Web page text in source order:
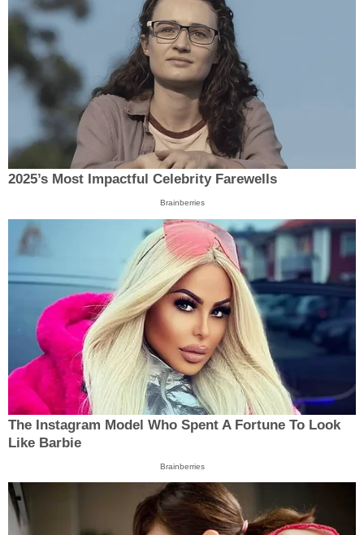
2025’s Most Impactful Celebrity Farewells
Brainberries
The Instagram Model Who Spent A Fortune To Look
Like Barbie
Brainberries